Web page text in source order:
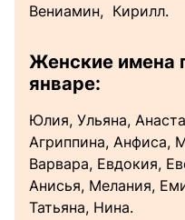
Вениамин, Кирилл.
Женские имена
январе:
Юлия, Ульяна,
Агриппина, Анфиса,
Варвара, Евдокия,
Анисья, Мелания,
Татьяна, Нина.